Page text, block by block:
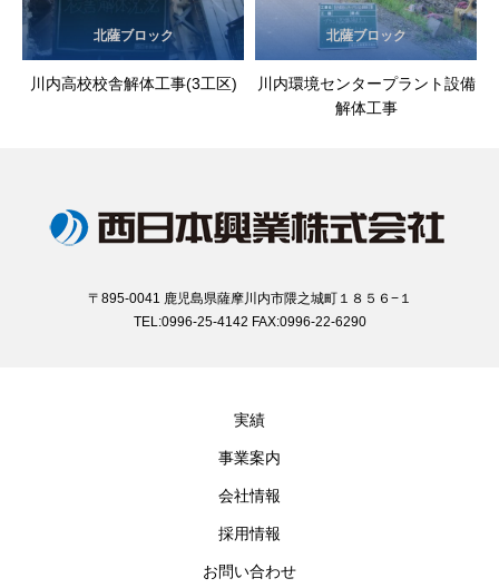
北薩ブロック
川内高校校舎解体工事(3工区)
北薩ブロック
川内環境センタープラント設備
解体工事
〒895-0041 鹿児島県薩摩川内市隈之城町１８５６−１
TEL:0996-25-4142 FAX:0996-22-6290
実績
事業案内
会社情報
採用情報
お問い合わせ